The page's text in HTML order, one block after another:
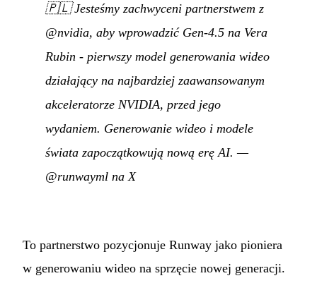
🇵🇱Jesteśmy zachwyceni partnerstwem z
@nvidia, aby wprowadzić Gen-4.5 na Vera
Rubin - pierwszy model generowania wideo
działający na najbardziej zaawansowanym
akceleratorze NVIDIA, przed jego
wydaniem. Generowanie wideo i modele
świata zapoczątkowują nową erę AI. —
@runwayml na X
To partnerstwo pozycjonuje Runway jako pioniera
w generowaniu wideo na sprzęcie nowej generacji.